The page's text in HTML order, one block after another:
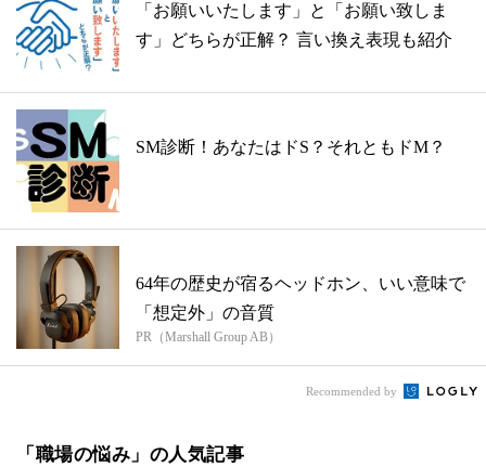
「お願いいたします」と「お願い致しま
す」どちらが正解？ 言い換え表現も紹介
SM診断！あなたはドS？それともドM？
64年の歴史が宿るヘッドホン、いい意味で
「想定外」の音質
PR（Marshall Group AB）
Recommended by
「職場の悩み」の人気記事